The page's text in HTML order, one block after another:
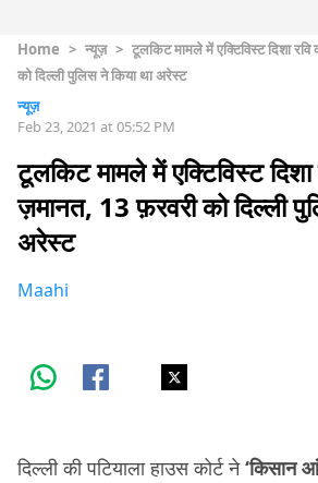
Home > न्यूज़ > टूलकिट मामले में एक्टिविस्ट दिशा
को दिल्ली पुलिस ने किया था अरेस्ट
न्यूज़
Feb 23, 2021 at 05:52 PM
टूलकिट मामले में एक्टिविस्ट दिशा
ज़मानत, 13 फ़रवरी को दिल्ली
अरेस्ट
Maahi
दिल्ली की पटियाला हाउस कोर्ट ने‘किसान